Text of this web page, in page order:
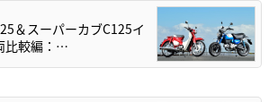
＆スーパーカブC125イ
比較編：…